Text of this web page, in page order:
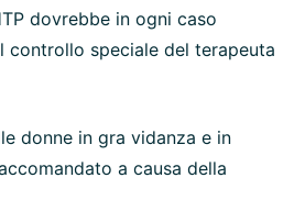
dovrebbe in ogni caso
controllo speciale del terapeuta
donne in gra vidanza e in
a causa della